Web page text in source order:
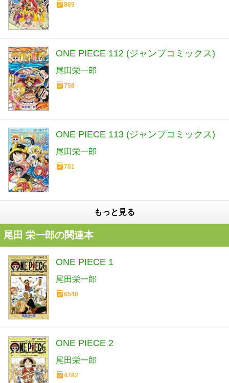
869
ONE PIECE 112 (ジャンプコミックス)
尾田栄一郎
758
ONE PIECE 113 (ジャンプコミックス)
尾田栄一郎
701
もっと見る
尾田 栄一郎の関連本
ONE PIECE 1
尾田栄一郎
6540
ONE PIECE 2
尾田栄一郎
4782